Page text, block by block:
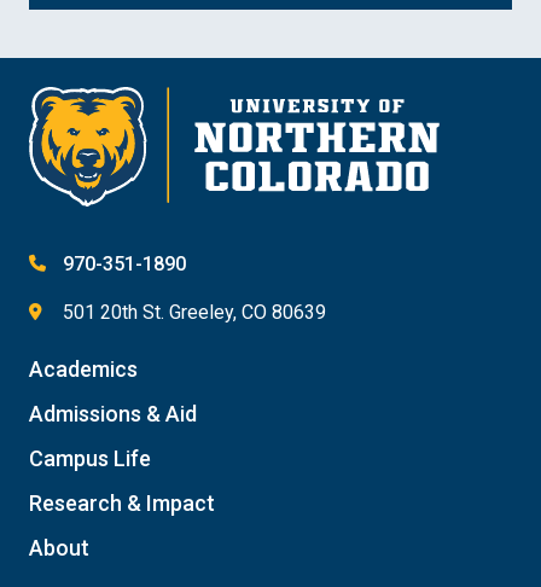
970-351-1890
501 20th St. Greeley, CO 80639
Academics
Admissions & Aid
Campus Life
Research & Impact
About